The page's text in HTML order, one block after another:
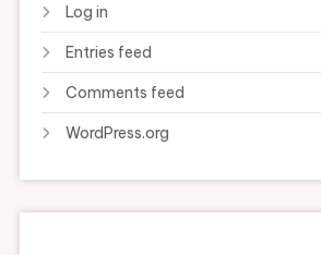
Log in
Entries feed
Comments feed
WordPress.org